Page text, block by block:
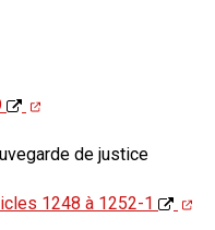
de justice
1248 à 1252-1